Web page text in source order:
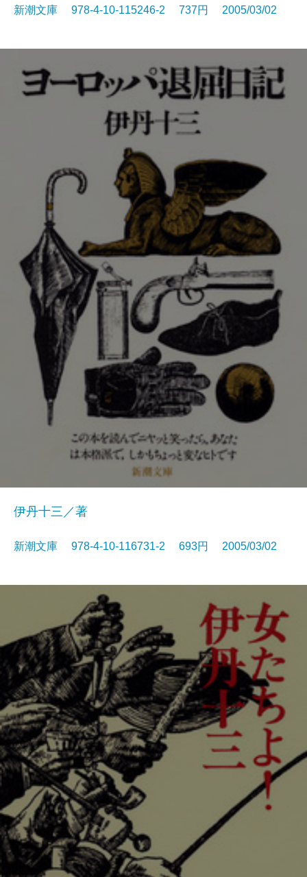
新潮文庫 978-4-10-115246-2 737円 2005/03/02
伊丹十三／著
新潮文庫 978-4-10-116731-2 693円 2005/03/02